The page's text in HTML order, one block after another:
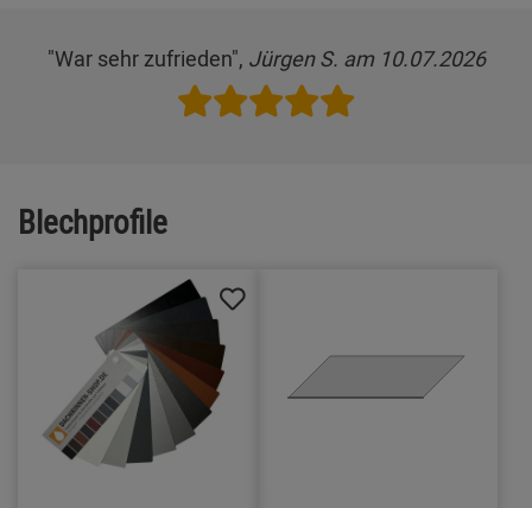
"War sehr zufrieden", Jürgen S. am 10.07.2026
Blechprofile